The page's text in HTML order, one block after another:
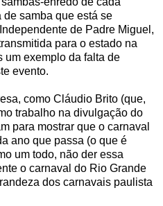
samba que está se
de Padre Miguel,
para o estado na
um exemplo da falta de
evento.
como Cláudio Brito (que,
trabalho na divulgação do
para mostrar que o carnaval
ano que passa (o que é
um todo, não der essa
o carnaval do Rio Grande
dos carnavais paulista